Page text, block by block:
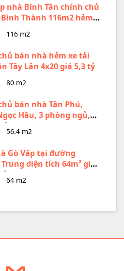
nhà Bình Tân chính chủ
Thành 116m2 hẻm
chợ
116 m2
bán nhà hẻm xe tải
Tây Lân 4x20 giá 5,3 tỷ
80 m2
bán nhà Tân Phú,
Hầu, 3 phòng ngủ,
56.4 m2
Gò Vấp tại đường
diện tích 64m² giá
64 m2